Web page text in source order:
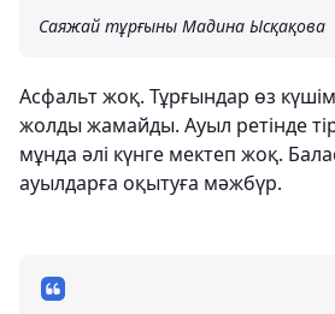
Саяжай тұрғыны Мадина Ысқақова
Асфальт жоқ. Тұрғындар өз
жолды жамайды. Ауыл ретінде
мұнда әлі күнге мектеп жоқ.
ауылдарға оқытуға мәжбүр.